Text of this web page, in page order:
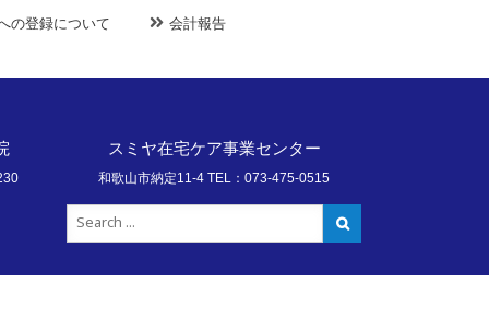
の登録について 会計報告
スミヤ在宅ケア事業センター
和歌山市納定11-4 TEL：073-475-0515